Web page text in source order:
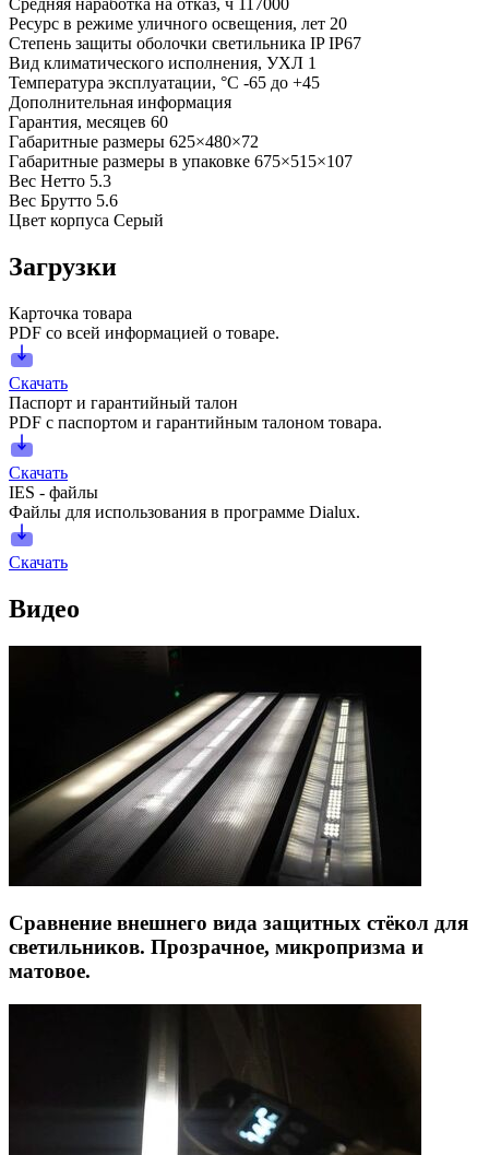
Средняя наработка на отказ, ч 117000
Ресурс в режиме уличного освещения, лет 20
Степень защиты оболочки светильника IP IP67
Вид климатического исполнения, УХЛ 1
Температура эксплуатации, °С -65 до +45
Дополнительная информация
Гарантия, месяцев 60
Габаритные размеры 625×480×72
Габаритные размеры в упаковке 675×515×107
Вес Нетто 5.3
Вес Брутто 5.6
Цвет корпуса Серый
Загрузки
Карточка товара
PDF со всей информацией о товаре.
Скачать
Паспорт и гарантийный талон
PDF с паспортом и гарантийным талоном товара.
Скачать
IES - файлы
Файлы для использования в программе Dialux.
Скачать
Видео
Сравнение внешнего вида защитных стёкол для
светильников. Прозрачное, микропризма и
матовое.